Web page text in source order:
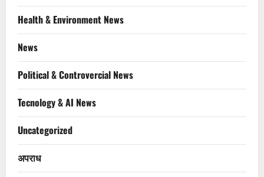
Health & Environment News
News
Political & Controvercial News
Tecnology & AI News
Uncategorized
अपराध